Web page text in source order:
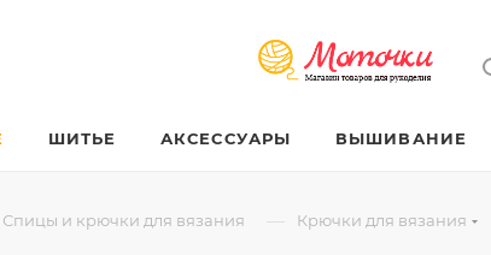
ШИТЬЕ АКСЕССУАРЫ ВЫШИВАНИЕ
Спицы и крючки для вязания — Крючки для вязания